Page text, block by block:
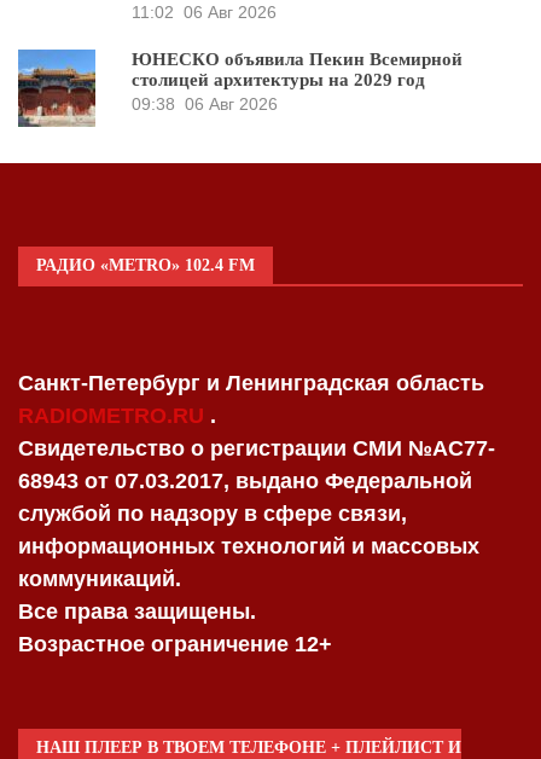
11:02 06 Авг 2026
ЮНЕСКО объявила Пекин Всемирной
столицей архитектуры на 2029 год
09:38 06 Авг 2026
РАДИО «METRO» 102.4 FM
Санкт-Петербург и Ленинградская область
RADIOMETRO.RU .
Свидетельство о регистрации СМИ №AC77-
68943 от 07.03.2017, выдано Федеральной
службой по надзору в сфере связи,
информационных технологий и массовых
коммуникаций.
Все права защищены.
Возрастное ограничение 12+
НАШ ПЛЕЕР В ТВОЕМ ТЕЛЕФОНЕ + ПЛЕЙЛИСТ И